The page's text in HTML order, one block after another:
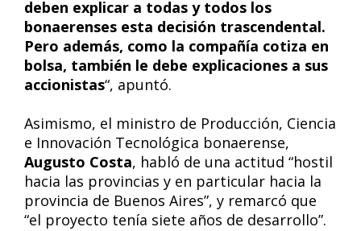
deben explicar a todas y todos los
bonaerenses esta decisión trascendental.
Pero además, como la compañía cotiza en
bolsa, también le debe explicaciones a sus
accionistas“, apuntó.
Asimismo, el ministro de Producción, Ciencia
e Innovación Tecnológica bonaerense,
Augusto Costa, habló de una actitud “hostil
hacia las provincias y en particular hacia la
provincia de Buenos Aires”, y remarcó que
“el proyecto tenía siete años de desarrollo”.